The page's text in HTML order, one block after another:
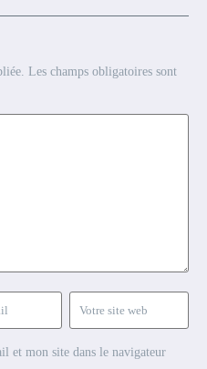
Les champs obligatoires sont
et mon site dans le navigateur